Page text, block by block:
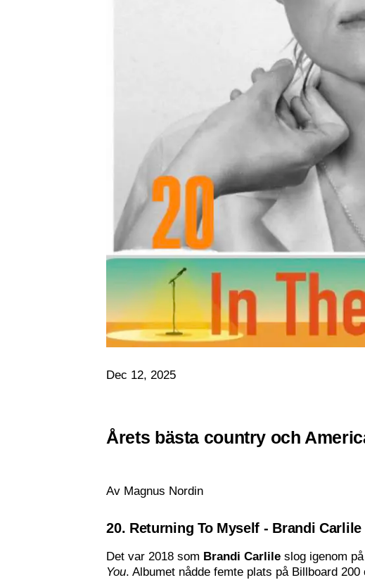
Dec 12, 2025
Årets bästa country och
Av Magnus Nordin
20. Returning To Myself - Brandi Carlile
Det var 2018 som Brandi Carlile slog igenom
You. Albumet nådde femte plats på Billboard